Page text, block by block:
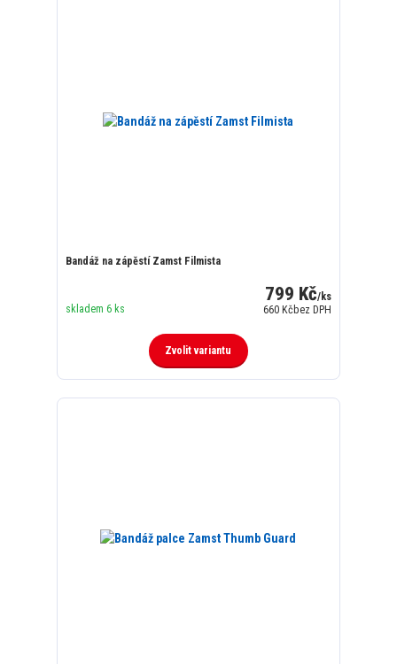
Bandáž na zápěstí Zamst Filmista
799 Kč/ks
660 Kčbez DPH
skladem 6 ks
Zvolit variantu